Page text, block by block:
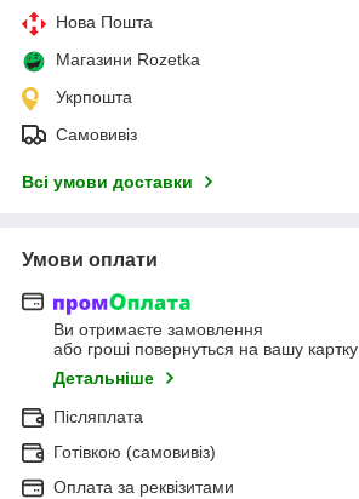
Нова Пошта
Магазини Rozetka
Укрпошта
Самовивіз
Всі умови доставки
Умови оплати
Ви отримаєте замовлення
або гроші повернуться на вашу картку
Детальніше
Післяплата
Готівкою (самовивіз)
Оплата за реквізитами